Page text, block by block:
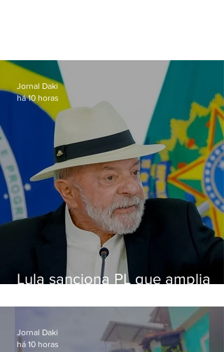
Lula sanciona PL que amplia
crianças
Jornal Daki
há 10 horas
Jornal Daki
há 10 horas